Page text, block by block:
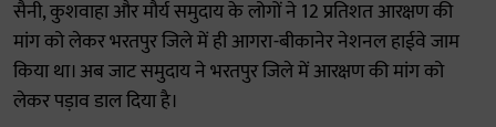
सैनी, कुशवाहा और मौर्य समुदाय के लोगों ने 12 प्रतिशत आरक्षण की
मांग को लेकर भरतपुर जिले में ही आगरा-बीकानेर नेशनल हाईवे जाम
किया था। अब जाट समुदाय ने भरतपुर जिले में आरक्षण की मांग को
लेकर पड़ाव डाल दिया है।